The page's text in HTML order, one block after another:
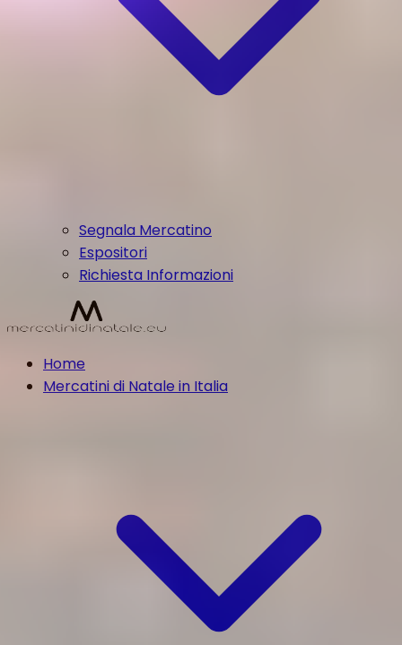
Segnala Mercatino
Espositori
Richiesta Informazioni
Home
Mercatini di Natale in Italia